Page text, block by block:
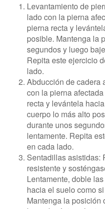
Levantamiento de
lado con la pierna
pierna recta y
posible. Mantenga la
segundos y luego
Repita este ejercicio
lado.
Abducción de cadera
con la pierna
recta y levántela
cuerpo lo más alto
durante unos
lentamente. Repita
en cada lado.
Sentadillas asistidas:
resistente y
Lentamente, doble
hacia el suelo como
Mantenga la posición